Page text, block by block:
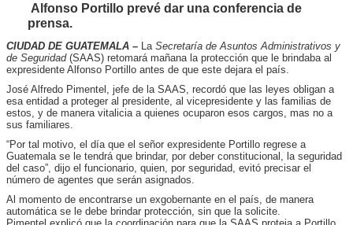
Alfonso Portillo prevé dar una conferencia de
prensa.
CIUDAD DE GUATEMALA – La Secretaría de Asuntos Administrativos y
de Seguridad(SAAS) retomará mañana la protección que le brindaba al
expresidente Alfonso Portillo antes de que este dejara el país.
José Alfredo Pimentel, jefe de la SAAS, recordó que las leyes obligan a
esa entidad a proteger al presidente, al vicepresidente y las familias de
estos, y de manera vitalicia a quienes ocuparon esos cargos, mas no a
sus familiares.
“Por tal motivo, el día que el señor expresidente Portillo regrese a
Guatemala se le tendrá que brindar, por deber constitucional, la seguridad
del caso”, dijo el funcionario, quien, por seguridad, evitó precisar el
número de agentes que serán asignados.
Al momento de encontrarse un exgobernante en el país, de manera
automática se le debe brindar protección, sin que la solicite.